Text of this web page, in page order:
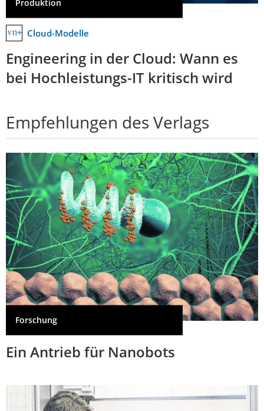
Produktion
Cloud-Modelle
Engineering in der Cloud: Wann es
bei Hochleistungs-IT kritisch wird
Empfehlungen des Verlags
Forschung
Ein Antrieb für Nanobots